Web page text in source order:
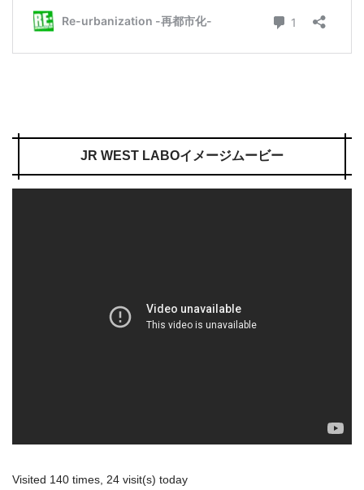
JR WEST LABOイメージムービー
Visited 140 times, 24 visit(s) today